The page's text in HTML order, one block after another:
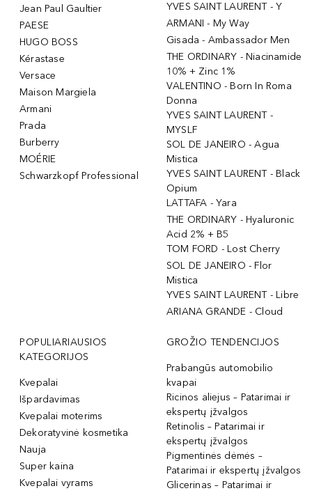
Jean Paul Gaultier
PAESE
HUGO BOSS
Kérastase
Versace
Maison Margiela
Armani
Prada
Burberry
MOÉRIE
Schwarzkopf Professional
YVES SAINT LAURENT - Y
ARMANI - My Way
Gisada - Ambassador Men
THE ORDINARY - Niacinamide
10% + Zinc 1%
VALENTINO - Born In Roma
Donna
YVES SAINT LAURENT -
MYSLF
SOL DE JANEIRO - Agua
Mistica
YVES SAINT LAURENT - Black
Opium
LATTAFA - Yara
THE ORDINARY - Hyaluronic
Acid 2% + B5
TOM FORD - Lost Cherry
SOL DE JANEIRO - Flor
Mistica
YVES SAINT LAURENT - Libre
ARIANA GRANDE - Cloud
POPULIARIAUSIOS
KATEGORIJOS
Kvepalai
Išpardavimas
Kvepalai moterims
Dekoratyvinė kosmetika
Nauja
Super kaina
Kvepalai vyrams
GROŽIO TENDENCIJOS
Prabangūs automobilio
kvapai
Ricinos aliejus – Patarimai ir
ekspertų įžvalgos
Retinolis – Patarimai ir
ekspertų įžvalgos
Pigmentinės dėmės –
Patarimai ir ekspertų įžvalgos
Glicerinas – Patarimai ir